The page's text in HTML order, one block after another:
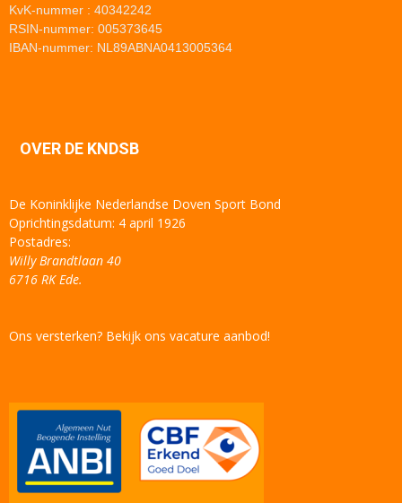
KvK-nummer : 40342242
RSIN-nummer: 005373645
IBAN-nummer: NL89ABNA0413005364
OVER DE KNDSB
De Koninklijke Nederlandse Doven Sport Bond
Oprichtingsdatum: 4 april 1926
Postadres:
Willy Brandtlaan 40
6716 RK Ede.
Ons versterken? Bekijk ons vacature aanbod!